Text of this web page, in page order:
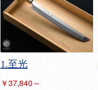
1.至光
￥37,840～